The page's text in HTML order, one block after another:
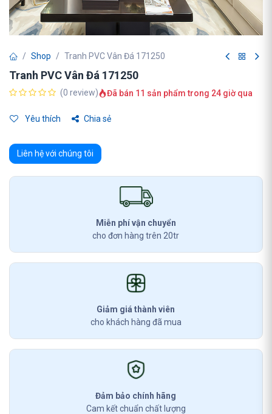
Shop Tranh PVC Vân Đá 171250
Tranh PVC Vân Đá 171250
(0 review) Đã bán 11 sản phẩm trong 24 giờ qua
Yêu thích Chia sẻ
Liên hệ với chúng tôi
Miễn phí vận chuyển
cho đơn hàng trên 20tr
Giảm giá thành viên
cho khách hàng đã mua
Đảm bảo chính hãng
Cam kết chuẩn chất lượng